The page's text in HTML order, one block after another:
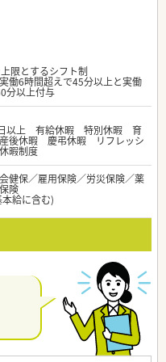
限とするシフト制
働6時間超えで45分以上と実働
分以上付与
以上 有給休暇 特別休暇 育
後休暇 慶弔休暇 リフレッシ
暇制度
健保／雇用保険／労災保険／薬
険
給に含む)